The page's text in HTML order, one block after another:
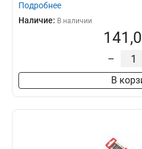
Подробнее
Наличие: В наличии
–
В